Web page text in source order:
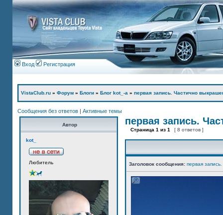
Вход Регистрация
VistaClub.ru » Форум » Блоги » Блог kot_-а » первая запись. Частично
Сообщения без ответов | Активные темы
Автор
kot_
Любитель
первая запись.
Страница 1 из 1 [ 8 ответов ]
Заголовок сообщения: первая